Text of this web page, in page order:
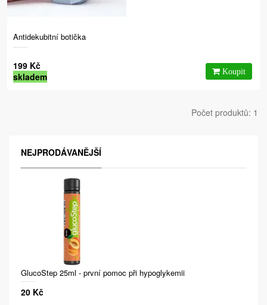
Antidekubitní botička
199 Kč
skladem
Počet produktů: 1
NEJPRODÁVANĚJŠÍ
GlucoStep 25ml - první pomoc při hypoglykemii
20 Kč